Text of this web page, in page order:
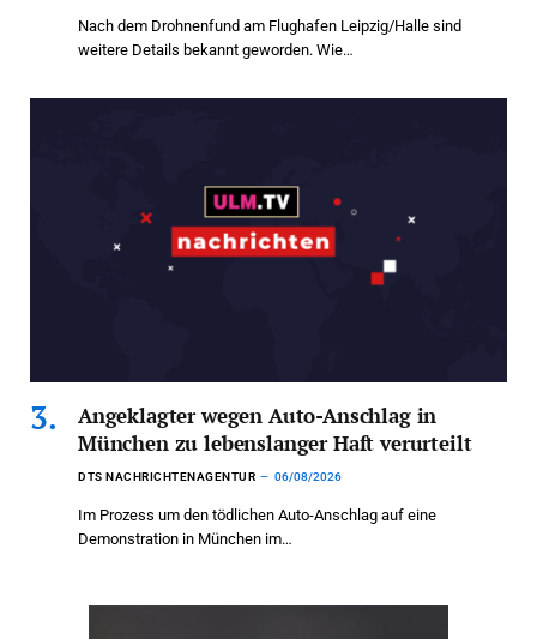
Nach dem Drohnenfund am Flughafen Leipzig/Halle sind
weitere Details bekannt geworden. Wie…
Angeklagter wegen Auto-Anschlag in
München zu lebenslanger Haft verurteilt
DTS NACHRICHTENAGENTUR 06/08/2026
Im Prozess um den tödlichen Auto-Anschlag auf eine
Demonstration in München im…